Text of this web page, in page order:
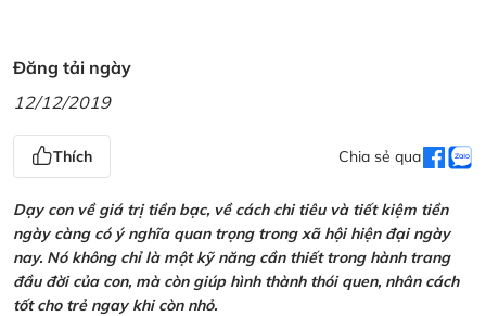
Đăng tải ngày
12/12/2019
Thích Chia sẻ qua
Dạy con về giá trị tiền bạc, về cách chi tiêu và tiết kiệm tiền
ngày càng có ý nghĩa quan trọng trong xã hội hiện đại ngày
nay. Nó không chỉ là một kỹ năng cần thiết trong hành trang
đầu đời của con, mà còn giúp hình thành thói quen, nhân cách
tốt cho trẻ ngay khi còn nhỏ.